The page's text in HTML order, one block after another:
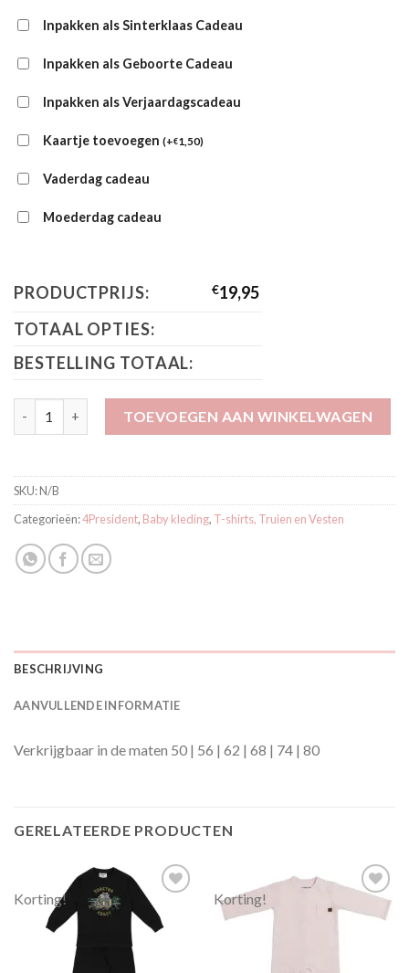
Inpakken als Sinterklaas Cadeau
Inpakken als Geboorte Cadeau
Inpakken als Verjaardagscadeau
Kaartje toevoegen (+€1,50)
Vaderdag cadeau
Moederdag cadeau
PRODUCTPRIJS: €19,95
TOTAAL OPTIES:
BESTELLING TOTAAL:
TOEVOEGEN AAN WINKELWAGEN
SKU:N/B
Categorieën:4President, Baby kleding, T-shirts, Truien en Vesten
BESCHRIJVING
AANVULLENDE INFORMATIE
Verkrijgbaar in de maten 50 | 56 | 62 | 68 | 74 | 80
GERELATEERDE PRODUCTEN
Korting!
Toevoegen
verlanglijst
Korting!